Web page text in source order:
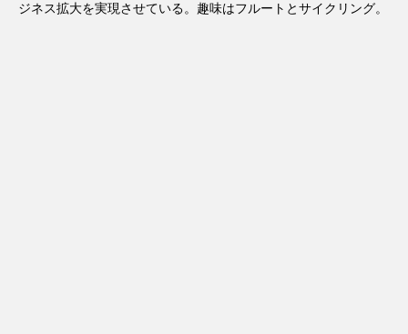
ジネス拡大を実現させている。趣味はフルートとサイクリング。